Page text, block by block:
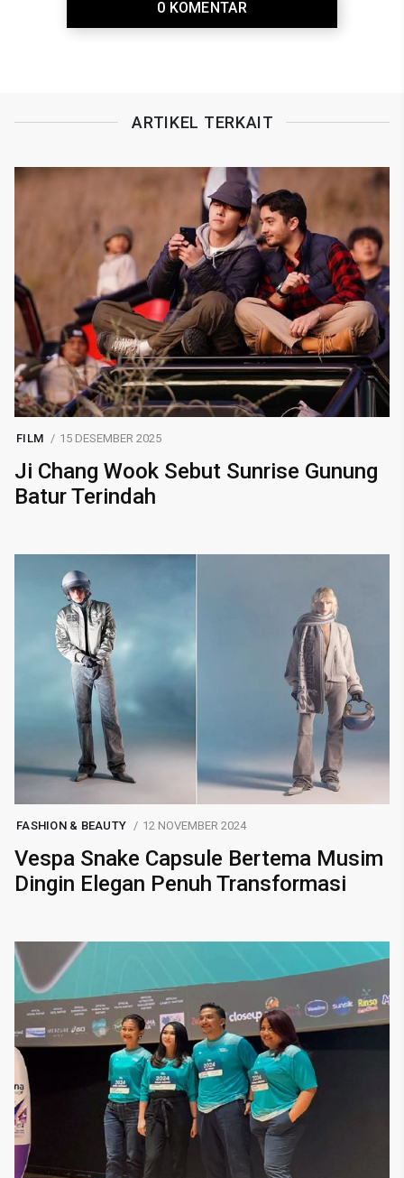
0 KOMENTAR
ARTIKEL TERKAIT
FILM 15 DESEMBER 2025
Ji Chang Wook Sebut Sunrise Gunung
Batur Terindah
FASHION & BEAUTY 12 NOVEMBER 2024
Vespa Snake Capsule Bertema Musim
Dingin Elegan Penuh Transformasi